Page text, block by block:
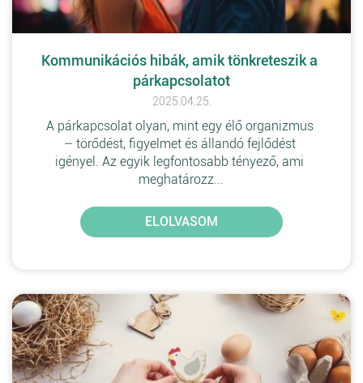
Kommunikációs hibák, amik tönkreteszik a
párkapcsolatot
2025.04.25.
A párkapcsolat olyan, mint egy élő organizmus
– törődést, figyelmet és állandó fejlődést
igényel. Az egyik legfontosabb tényező, ami
meghatározz...
ELOLVASOM